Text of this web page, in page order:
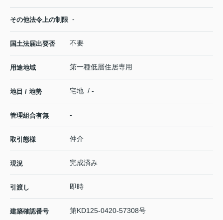
その他法令上の制限 -
国土法届出要否 不要
用途地域 第一種低層住居専用
地目 / 地勢 宅地 / -
管理組合有無 -
取引態様 仲介
現況 完成済み
引渡し 即時
建築確認番号 第KD125-0420-57308号